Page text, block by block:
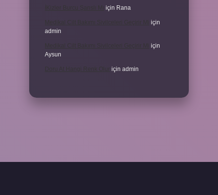
için Rana
için
admin
Medikal Cilt Bakımı Sivilceleri Geçirir Mi
için
Aysun
için admin